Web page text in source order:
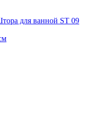
для ванной ST 09